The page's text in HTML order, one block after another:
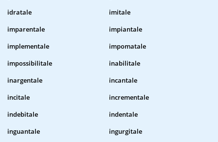
idratale
imitale
imparentale
impiantale
implementale
impomatale
impossibilitale
inabilitale
inargentale
incantale
incitale
incrementale
indebitale
indentale
inguantale
ingurgitale